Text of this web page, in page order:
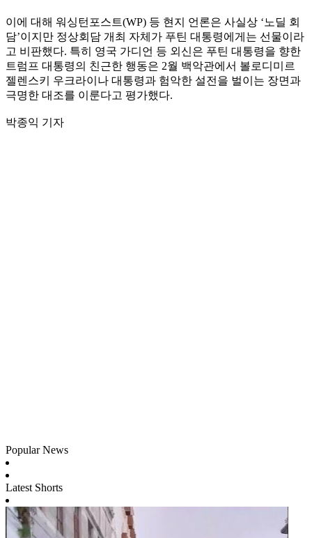
이에 대해 워싱턴포스트(WP) 등 현지 언론은 사실상 ‘노딜 회
담’이지만 정상회담 개최 자체가 푸틴 대통령에게는 선물이라
고 비판했다. 특히 영국 가디언 등 외신은 푸틴 대통령을 향한
트럼프 대통령의 친근한 행동은 2월 백악관에서 볼로디미르
젤렌스키 우크라이나 대통령과 험악한 설전을 벌이는 장면과
극명한 대조를 이룬다고 평가했다.
박종익 기자
Popular News
Latest Shorts